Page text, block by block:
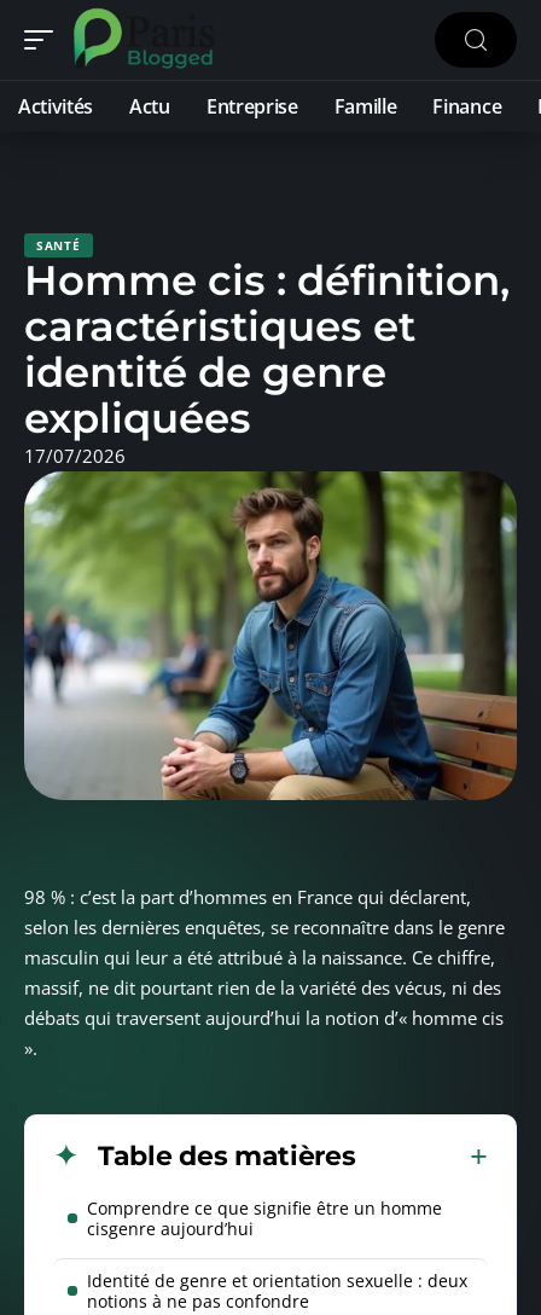
Activités Actu Entreprise Famille Finance
SANTÉ
Homme cis : définition,
caractéristiques et
identité de genre
expliquées
17/07/2026
98 % : c’est la part d’hommes en France qui déclarent,
selon les dernières enquêtes, se reconnaître dans le genre
masculin qui leur a été attribué à la naissance. Ce chiffre,
massif, ne dit pourtant rien de la variété des vécus, ni des
débats qui traversent aujourd’hui la notion d’« homme cis
».
Table des matières
Comprendre ce que signifie être un homme
cisgenre aujourd’hui
Identité de genre et orientation sexuelle : deux
notions à ne pas confondre